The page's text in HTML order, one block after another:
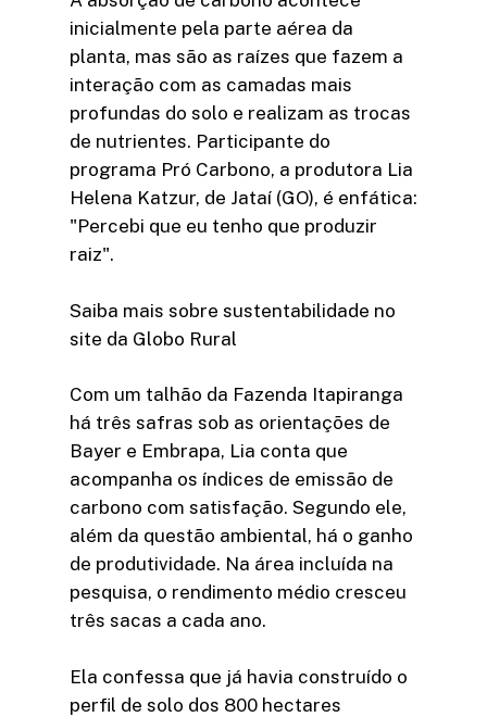
inicialmente pela parte aérea da
planta, mas são as raízes que fazem a
interação com as camadas mais
profundas do solo e realizam as trocas
de nutrientes. Participante do
programa Pró Carbono, a produtora Lia
Helena Katzur, de Jataí (GO), é enfática:
"Percebi que eu tenho que produzir
raiz".
Saiba mais sobre sustentabilidade no
site da Globo Rural
Com um talhão da Fazenda Itapiranga
há três safras sob as orientações de
Bayer e Embrapa, Lia conta que
acompanha os índices de emissão de
carbono com satisfação. Segundo ele,
além da questão ambiental, há o ganho
de produtividade. Na área incluída na
pesquisa, o rendimento médio cresceu
três sacas a cada ano.
Ela confessa que já havia construído o
perfil de solo dos 800 hectares